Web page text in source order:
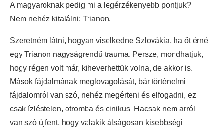
A magyaroknak pedig mi a legérzékenyebb pontjuk?
Nem nehéz kitalálni: Trianon.
Szeretném látni, hogyan viselkedne Szlovákia, ha őt érné
egy Trianon nagyságrendű trauma. Persze, mondhatjuk,
hogy régen volt már, kiheverhettük volna, de akkor is.
Mások fájdalmának meglovagolását, bár történelmi
fájdalomról van szó, nehéz megérteni és elfogadni, ez
csak ízléstelen, otromba és cinikus. Hacsak nem arról
van szó újfent, hogy valakik álságosan kisebbségi